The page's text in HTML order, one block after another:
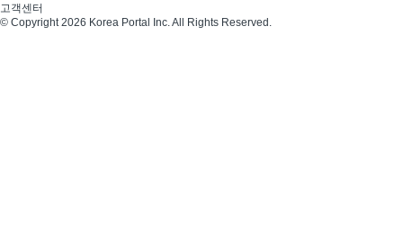
고객센터
© Copyright 2026 Korea Portal Inc. All Rights Reserved.